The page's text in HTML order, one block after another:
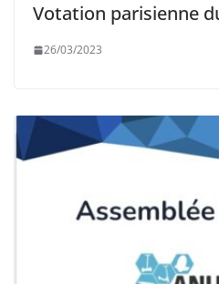
Votation parisienne
26/03/2023